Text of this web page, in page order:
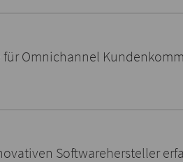
für Omnichannel
Softwarehersteller